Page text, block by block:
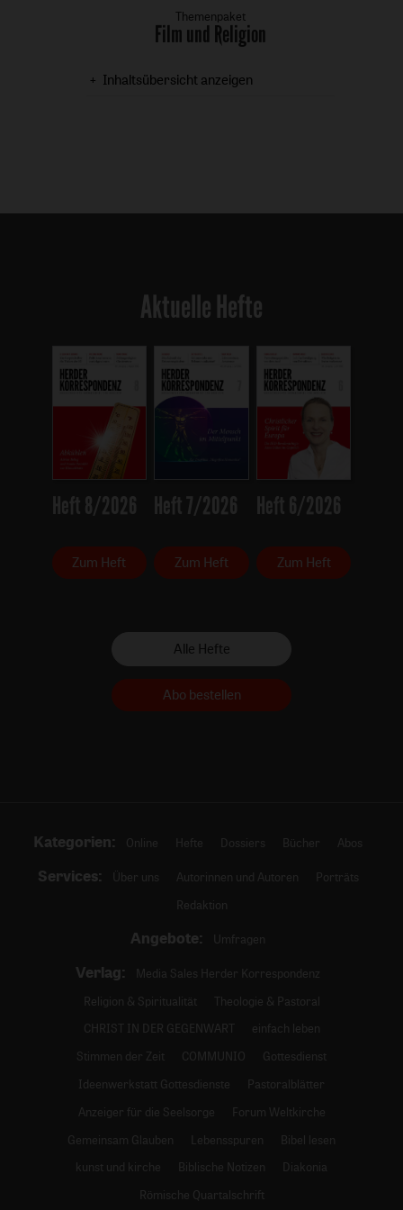
Themenpaket
Film und Religion
Inhaltsübersicht anzeigen
Aktuelle Hefte
Heft 8/2026
Zum Heft
Heft 7/2026
Zum Heft
Heft 6/2026
Zum Heft
Alle Hefte
Abo bestellen
Kategorien: Online Hefte Dossiers Bücher Abos
Services: Über uns Autorinnen und Autoren
Porträts
Redaktion
Angebote: Umfragen
Verlag:
Media Sales Herder Korrespondenz
Religion & Spiritualität
Theologie & Pastoral
CHRIST IN DER GEGENWART
einfach leben
Stimmen der Zeit
COMMUNIO
Gottesdienst
Ideenwerkstatt Gottesdienste
Pastoralblätter
Anzeiger für die Seelsorge
Forum Weltkirche
Gemeinsam Glauben
Lebensspuren
Bibel lesen
kunst und kirche
Biblische Notizen
Diakonia
Römische Quartalschrift